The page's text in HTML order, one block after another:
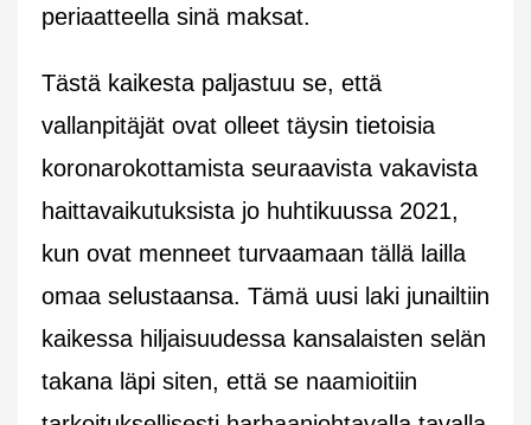
periaatteella sinä maksat.
Tästä kaikesta paljastuu se, että
vallanpitäjät ovat olleet täysin tietoisia
koronarokottamista seuraavista vakavista
haittavaikutuksista jo huhtikuussa 2021,
kun ovat menneet turvaamaan tällä lailla
omaa selustaansa. Tämä uusi laki junailtiin
kaikessa hiljaisuudessa kansalaisten selän
takana läpi siten, että se naamioitiin